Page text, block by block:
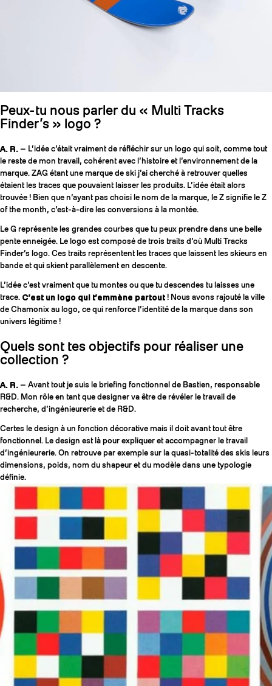
Peux-tu nous parler du « Multi Tracks
Finder’s » logo ?
A. R. — L’idée c’était vraiment de réfléchir sur un logo qui soit, comme tout
le reste de mon travail, cohérent avec l’histoire et l’environnement de la
marque. ZAG étant une marque de ski j’ai cherché à retrouver quelles
étaient les traces que pouvaient laisser les produits. L’idée était alors
trouvée ! Bien que n’ayant pas choisi le nom de la marque, le Z signifie le Z
of the month, c’est-à-dire les conversions à la montée.
Le G représente les grandes courbes que tu peux prendre dans une belle
pente enneigée. Le logo est composé de trois traits d’où Multi Tracks
Finder’s logo. Ces traits représentent les traces que laissent les skieurs en
bande et qui skient parallèlement en descente.
L’idée c’est vraiment que tu montes ou que tu descendes tu laisses une
trace. C’est un logo qui t’emmène partout ! Nous avons rajouté la ville
de Chamonix au logo, ce qui renforce l’identité de la marque dans son
univers légitime !
Quels sont tes objectifs pour réaliser une
collection ?
A. R. — Avant tout je suis le briefing fonctionnel de Bastien, responsable
R&D. Mon rôle en tant que designer va être de révéler le travail de
recherche, d’ingénieurerie et de R&D.
Certes le design à un fonction décorative mais il doit avant tout être
fonctionnel. Le design est là pour expliquer et accompagner le travail
d’ingénieurerie. On retrouve par exemple sur la quasi-totalité des skis leurs
dimensions, poids, nom du shapeur et du modèle dans une typologie
définie.